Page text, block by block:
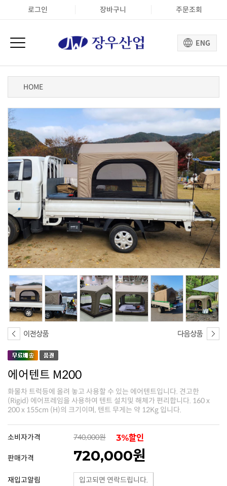
로그인 장바구니 주문조회
HOME
에어텐트 M200
200 x 155cm (H)의 크기이며, 텐트 무게는 약 12Kg 입니다.
소비자가격 740,000원 3%할인
판매가격 720,000원
재입고알림
입고되면 연락드립니다.